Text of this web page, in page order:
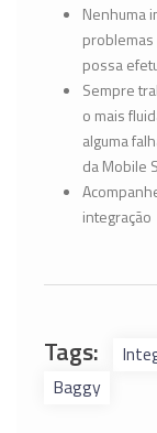
Nenhuma
possa
Sempre
o mais
alguma
da Mobile
integração
Tags:
Baggy